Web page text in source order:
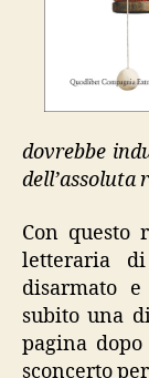
dovrebbe
dell’assoluta
Con questo
letteraria
disarmato
subito una
pagina
sconcerto